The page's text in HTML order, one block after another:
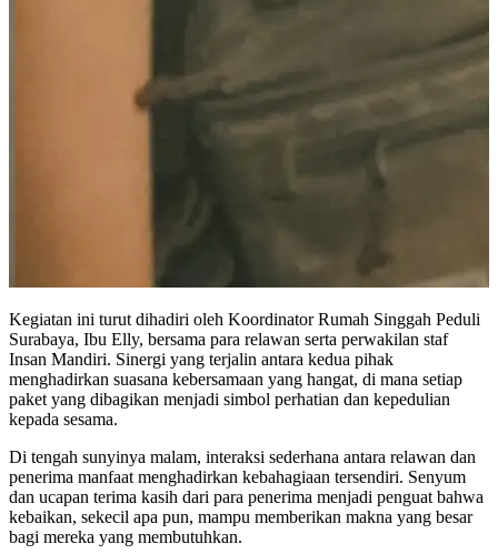
Kegiatan ini turut dihadiri oleh Koordinator Rumah Singgah Peduli
Surabaya, Ibu Elly, bersama para relawan serta perwakilan staf
Insan Mandiri. Sinergi yang terjalin antara kedua pihak
menghadirkan suasana kebersamaan yang hangat, di mana setiap
paket yang dibagikan menjadi simbol perhatian dan kepedulian
kepada sesama.
Di tengah sunyinya malam, interaksi sederhana antara relawan dan
penerima manfaat menghadirkan kebahagiaan tersendiri. Senyum
dan ucapan terima kasih dari para penerima menjadi penguat bahwa
kebaikan, sekecil apa pun, mampu memberikan makna yang besar
bagi mereka yang membutuhkan.